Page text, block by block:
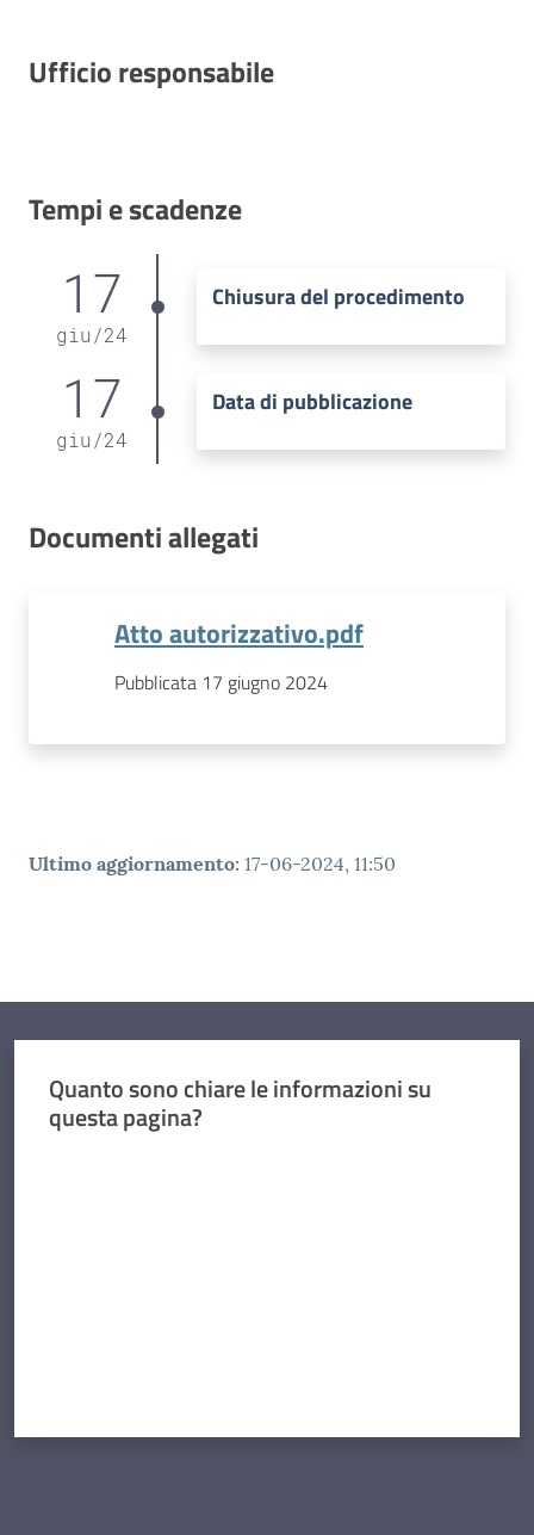
Ufficio responsabile
Tempi e scadenze
17
giu /24
Chiusura del procedimento
17
giu /24
Data di pubblicazione
Documenti allegati
Atto autorizzativo.pdf
Pubblicata 17 giugno 2024
Ultimo aggiornamento: 17-06-2024, 11:50
Quanto sono chiare le informazioni su
questa pagina?